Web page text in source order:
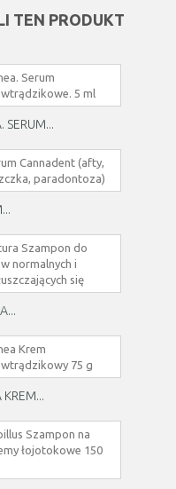
TEN PRODUKT
SERUM...
KREM...